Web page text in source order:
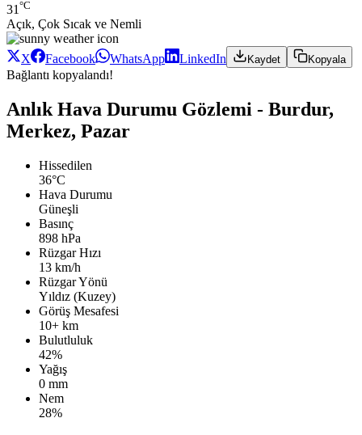
31 °C
Açık, Çok Sıcak ve Nemli
X Facebook WhatsApp LinkedIn Kaydet Kopyala
Bağlantı kopyalandı!
Anlık Hava Durumu Gözlemi - Burdur,
Merkez, Pazar
Hissedilen
36°C
Hava Durumu
Güneşli
Basınç
898 hPa
Rüzgar Hızı
13 km/h
Rüzgar Yönü
Yıldız (Kuzey)
Görüş Mesafesi
10+ km
Bulutluluk
42%
Yağış
0 mm
Nem
28%